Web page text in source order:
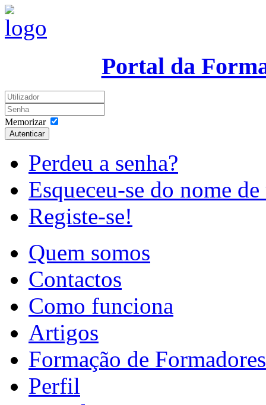
Portal da
Memorizar
Autenticar
Perdeu a senha?
Esqueceu-se do nome
Registe-se!
Quem somos
Contactos
Como funciona
Artigos
Formação de Formadores
Perfil